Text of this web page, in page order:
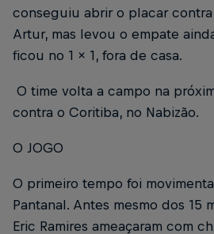
conseguiu abrir o placar
Artur, mas levou o empate
ficou no 1 x 1, fora de casa.
O time volta a campo na
contra o Coritiba, no Nabizão.
O JOGO
O primeiro tempo foi
Pantanal. Antes mesmo dos 15
Eric Ramires ameaçaram com